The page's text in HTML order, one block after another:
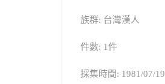
族群: 台灣漢人
件數: 1件
採集時間: 1981/07/19